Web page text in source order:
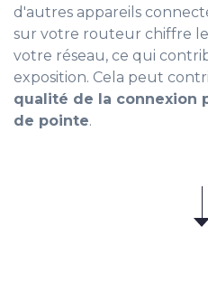
d'autres appareils
sur votre routeur chiffre
votre réseau, ce qui
exposition. Cela peut
qualité de la connexion
de pointe.